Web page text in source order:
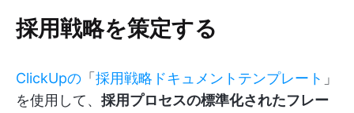
採用戦略を策定する
ClickUpの 「 採用戦略ドキュメントテンプレート 」
を使用して、 採用プロセスの標準化されたフレー